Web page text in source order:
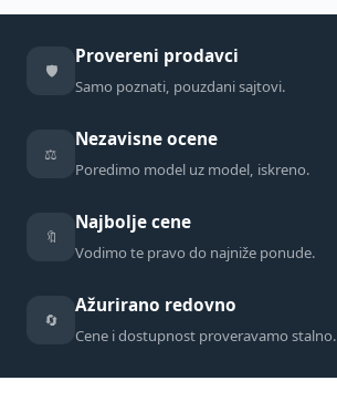
🛡️
Provereni prodavci
Samo poznati, pouzdani sajtovi.
⚖️
Nezavisne ocene
Poredimo model uz model, iskreno.
🔖
Najbolje cene
Vodimo te pravo do najniže ponude.
🔄
Ažurirano redovno
Cene i dostupnost proveravamo stalno.